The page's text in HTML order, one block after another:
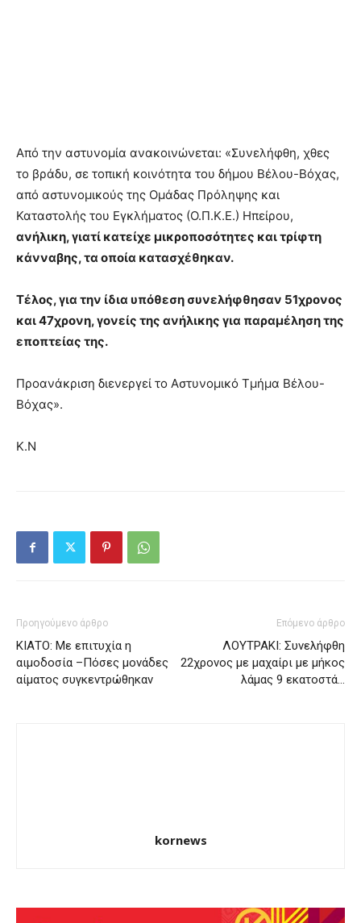
Από την αστυνομία ανακοινώνεται: «Συνελήφθη, χθες
το βράδυ, σε τοπική κοινότητα του δήμου Βέλου-Βόχας,
από αστυνομικούς της Ομάδας Πρόληψης και
Καταστολής του Εγκλήματος (Ο.Π.Κ.Ε.) Ηπείρου,
ανήλικη, γιατί κατείχε μικροποσότητες και τρίφτη
κάνναβης, τα οποία κατασχέθηκαν.
Τέλος, για την ίδια υπόθεση συνελήφθησαν 51χρονος
και 47χρονη, γονείς της ανήλικης για παραμέληση της
εποπτείας της.
Προανάκριση διενεργεί το Αστυνομικό Τμήμα Βέλου-
Βόχας».
Κ.Ν
Προηγούμενο άρθρο
ΚΙΑΤΟ: Με επιτυχία η
αιμοδοσία –Πόσες μονάδες
αίματος συγκεντρώθηκαν
Επόμενο άρθρο
ΛΟΥΤΡΑΚΙ: Συνελήφθη
22χρονος με μαχαίρι με μήκος
λάμας 9 εκατοστά…
kornews